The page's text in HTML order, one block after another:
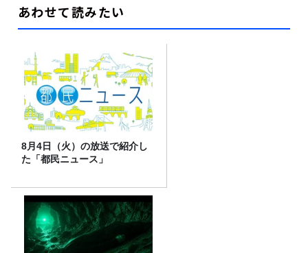
あわせて読みたい
8月4日（火）の放送で紹介し
た「都民ニュース」